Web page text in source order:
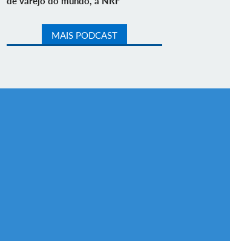
MAIS PODCAST